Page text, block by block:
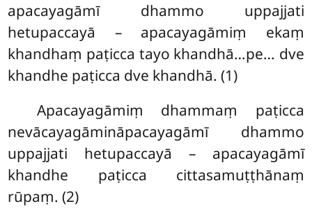
apacayagāmī dhammo uppajjati
hetupaccayā – apacayagāmiṃ ekaṃ
khandhaṃ paṭicca tayo khandhā…pe… dve
khandhe paṭicca dve khandhā. (1)
Apacayagāmiṃ dhammaṃ paṭicca
nevācayagāmināpacayagāmī dhammo
uppajjati hetupaccayā – apacayagāmī
khandhe paṭicca cittasamuṭṭhānaṃ
rūpaṃ. (2)